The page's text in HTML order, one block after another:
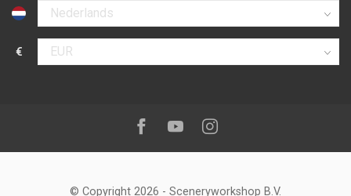
Selecteer taal
€
Selecteer valuta
Volg ons op:Facebook
YoutubeInstagram
© Copyright 2026 - Sceneryworkshop B.V.